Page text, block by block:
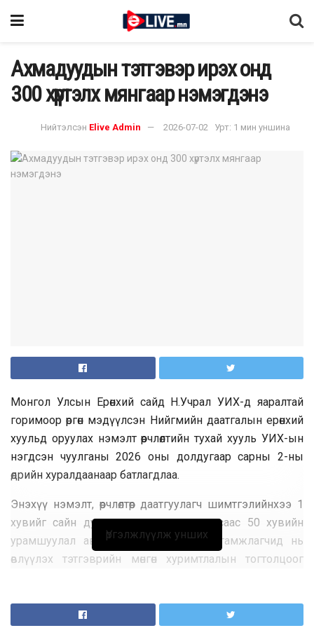
Ахмадуудын тэтгэвэр ирэх онд
300 хүртэлх мянгаар нэмэгдэнэ
Нийтэлсэн Elive Admin 2026-07-02 Урт: 1 мин уншина
Монгол Улсын Ерөнхий сайд Н.Учрал УИХ-д яаралтай
горимоор өргөн мэдүүлсэн Нийгмийн даатгалын ерөнхий
хуульд оруулах нэмэлт өөрчлөлтийн тухай хууль УИХ-ын
нэгдсэн чуулганы 2026 оны долдугаар сарны 2-ны
өдрийн хуралдаанаар батлагдлаа.
Энэхүү нэмэлт, өөрчлөлтөөр даатгуулагч шимтгэлийнхээ 1
хувийг сайн дураар хуримтлуулах, улсаас 50 хувийн
урамшуулал авах, үлдэгдлийг өв залгамжлагчид нь
өвлүүлэх тэтгэврийн мөнгөн хуримтлалын тогтолцоог
хүрэхээсээ өмнө нөхөн төлөх уян хатан нөхцөлийг нээж өгсөн
Үргэлжлүүлж унших